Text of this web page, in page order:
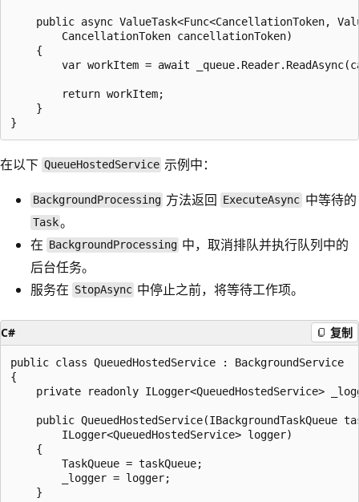
public async ValueTask<Func<CancellationToken,
        CancellationToken cancellationToken)
    {
var workItem = await
        return workItem;
    }
在以下 QueueHostedService 示例中：
BackgroundProcessing 方法返回 ExecuteAsync 中等待的
Task。
在 BackgroundProcessing 中，取消排队并执行队列中的
后台任务。
服务在 StopAsync 中停止之前，将等待工作项。
C# 复制
public class QueuedHostedService : BackgroundService
{
private readonly ILogger<QueuedHostedService>
public QueuedHostedService(IBackgroundTaskQueue
        ILogger<QueuedHostedService> logger)
    {
        TaskQueue = taskQueue;
        _logger = logger;
    }